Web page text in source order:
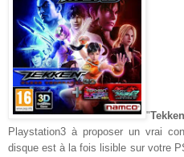
"
Playstation3 à proposer un vrai
disque est à la fois lisible sur votre